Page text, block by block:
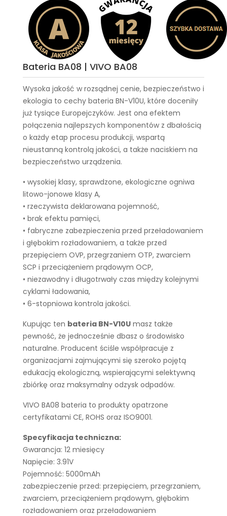
Bateria BA08 | VIVO BA08
Wysoka jakość w rozsądnej cenie, bezpieczeństwo i
ekologia to cechy bateria BN-V10U, które doceniły
już tysiące Europejczyków. Jest ona efektem
połączenia najlepszych komponentów z dbałością
o każdy etap procesu produkcji, wspartą
nieustanną kontrolą jakości, a także naciskiem na
bezpieczeństwo urządzenia.
• wysokiej klasy, sprawdzone, ekologiczne ogniwa
litowo-jonowe klasy A,
• rzeczywista deklarowana pojemność,
• brak efektu pamięci,
• fabryczne zabezpieczenia przed przeładowaniem
i głębokim rozładowaniem, a także przed
przepięciem OVP, przegrzaniem OTP, zwarciem
SCP i przeciążeniem prądowym OCP,
• niezawodny i długotrwały czas między kolejnymi
cyklami ładowania,
• 6-stopniowa kontrola jakości.
Kupując ten bateria BN-V10U masz także
pewność, że jednocześnie dbasz o środowisko
naturalne. Producent ściśle współpracuje z
organizacjami zajmującymi się szeroko pojętą
edukacją ekologiczną, wspierającymi selektywną
zbiórkę oraz maksymalny odzysk odpadów.
VIVO BA08 bateria to produkty opatrzone
certyfikatami CE, ROHS oraz ISO9001.
Specyfikacja techniczna:
Gwarancja: 12 miesięcy
Napięcie: 3.91V
Pojemność: 5000mAh
zabezpieczenie przed: przepięciem, przegrzaniem,
zwarciem, przeciążeniem prądowym, głębokim
rozładowaniem oraz przeładowaniem